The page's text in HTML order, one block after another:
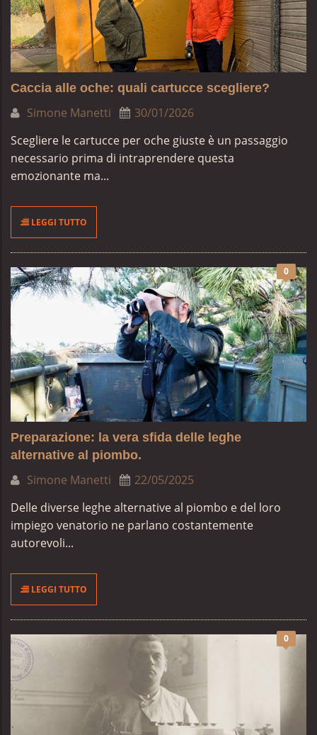
Caccia alle oche: quali cartucce scegliere?
Simone Manetti
30/01/2026
Scegliere le cartucce per oche giuste è un passaggio
necessario prima di intraprendere questa
emozionante ma...
LEGGI TUTTO
0
Preparazione: la vera sfida delle leghe
alternative al piombo.
Simone Manetti
22/05/2025
Delle diverse leghe alternative al piombo e del loro
impiego venatorio ne parlano costantemente
autorevoli...
LEGGI TUTTO
0